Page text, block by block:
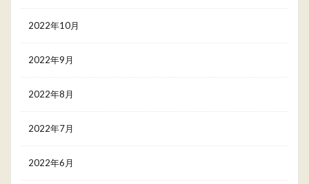
2022年10月
2022年9月
2022年8月
2022年7月
2022年6月